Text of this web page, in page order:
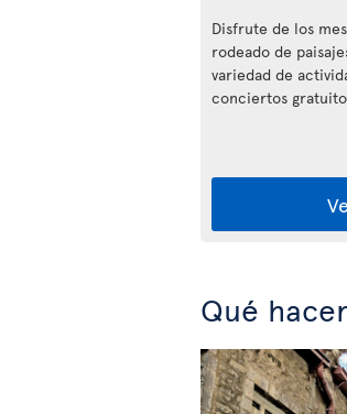
Disfrute de los
rodeado de
variedad de
conciertos
Qué